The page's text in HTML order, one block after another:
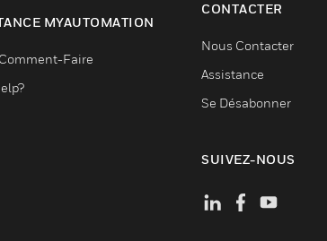
MYAUTOMATION
Faire
CONTACTER
Nous Contacter
Assistance
Se Désabonner
SUIVEZ-NOUS